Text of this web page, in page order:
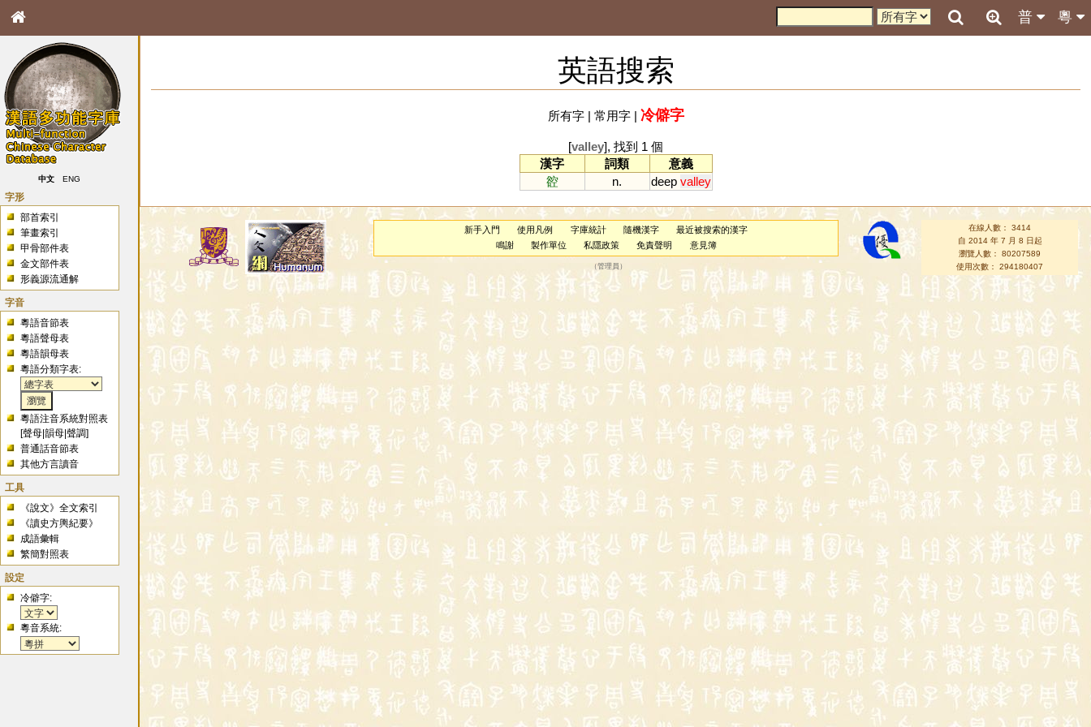
粵
普
中文 ENG
字形
部首索引
筆畫索引
甲骨部件表
金文部件表
形義源流通解
字音
粵語音節表
粵語聲母表
粵語韻母表
粵語分類字表:
粵語注音系統對照表
[聲母 |韻母 |聲調]
普通話音節表
其他方言讀音
工具
《說文》全文索引
《讀史方輿紀要》
成語彙輯
繁簡對照表
設定
冷僻字:
粵音系統:
英語搜索
所有字| 常用字| 冷僻字
[valley], 找到 1 個
漢字
詞類
意義
谾
n. deep valley
新手入門 使用凡例 字庫統計 隨機漢字
最近被搜索的漢字
鳴謝
製作單位 私隱政策 免責聲明 意見簿
（管理員 ）
在線人數： 3414
自 2014 年 7 月 8 日起
瀏覽人數： 80207589
使用次數： 294180407